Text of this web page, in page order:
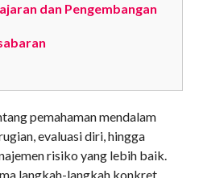
dan Pengembangan
pemahaman mendalam
evaluasi diri, hingga
risiko yang lebih baik.
langkah-langkah konkret